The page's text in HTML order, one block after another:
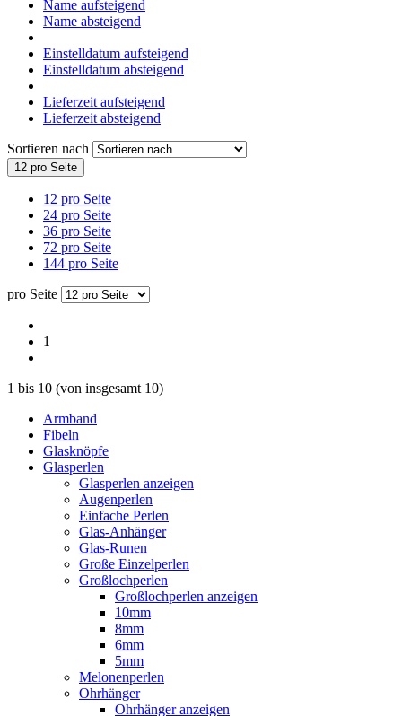
Name aufsteigend
Name absteigend
Einstelldatum aufsteigend
Einstelldatum absteigend
Lieferzeit aufsteigend
Lieferzeit absteigend
Sortieren nach
12 pro Seite
12 pro Seite
24 pro Seite
36 pro Seite
72 pro Seite
144 pro Seite
pro Seite
1
1 bis 10 (von insgesamt 10)
Armband
Fibeln
Glasknöpfe
Glasperlen
Glasperlen anzeigen
Augenperlen
Einfache Perlen
Glas-Anhänger
Glas-Runen
Große Einzelperlen
Großlochperlen
Großlochperlen anzeigen
10mm
8mm
6mm
5mm
Melonenperlen
Ohrhänger
Ohrhänger anzeigen